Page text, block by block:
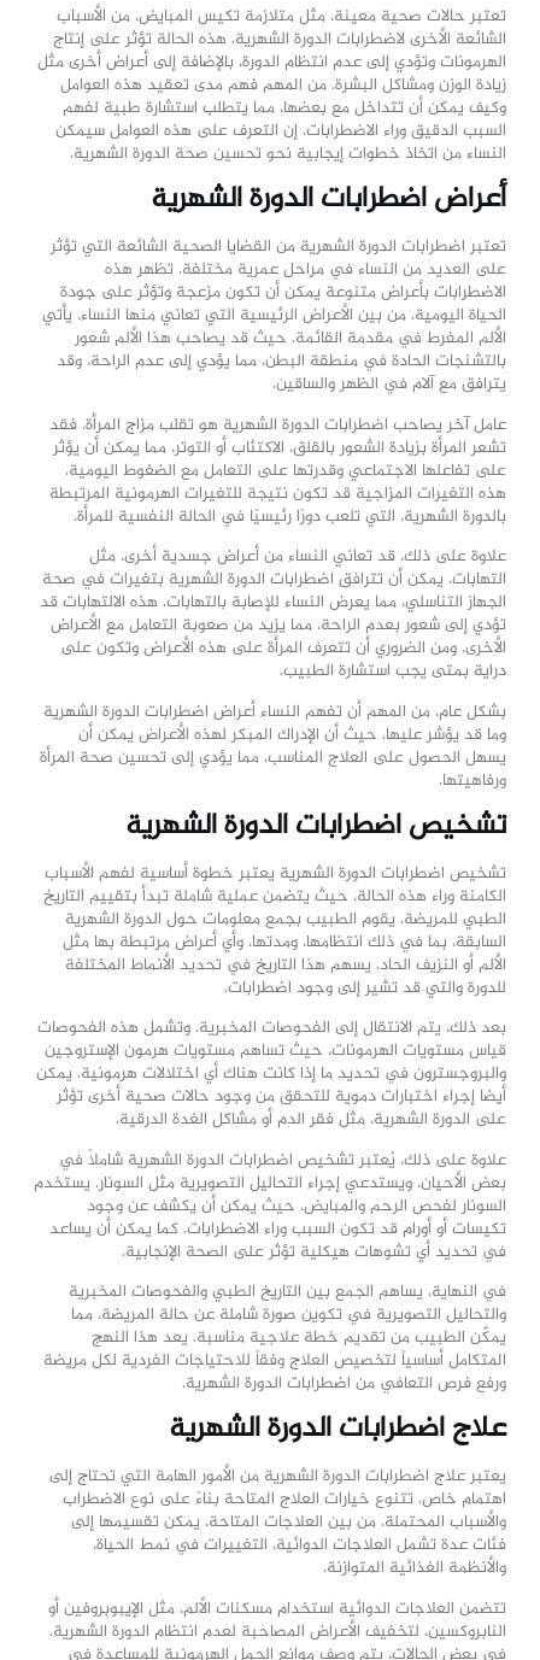
تعتبر حالات صحية معينة، مثل متلازمة تكيس المبايض، من الأسباب
الشائعة الأخرى لاضطرابات الدورة الشهرية. هذه الحالة تؤثر على إنتاج
الهرمونات وتؤدي إلى عدم انتظام الدورة، بالإضافة إلى أعراض أخرى مثل
زيادة الوزن ومشاكل البشرة. من المهم فهم مدى تعقيد هذه العوامل
وكيف يمكن أن تتداخل مع بعضها، مما يتطلب استشارة طبية لفهم
السبب الدقيق وراء الاضطرابات. إن التعرف على هذه العوامل سيمكن
النساء من اتخاذ خطوات إيجابية نحو تحسين صحة الدورة الشهرية.
أعراض اضطرابات الدورة الشهرية
تعتبر اضطرابات الدورة الشهرية من القضايا الصحية الشائعة التي تؤثر
على العديد من النساء في مراحل عمرية مختلفة. تظهر هذه
الاضطرابات بأعراض متنوعة يمكن أن تكون مزعجة وتؤثر على جودة
الحياة اليومية. من بين الأعراض الرئيسية التي تعاني منها النساء، يأتي
الألم المفرط في مقدمة القائمة. حيث قد يصاحب هذا الألم شعور
بالتشنجات الحادة في منطقة البطن، مما يؤدي إلى عدم الراحة، وقد
يترافق مع آلام في الظهر والساقين.
عامل آخر يصاحب اضطرابات الدورة الشهرية هو تقلب مزاج المرأة. فقد
تشعر المرأة بزيادة الشعور بالقلق، الاكتئاب أو التوتر، مما يمكن أن يؤثر
على تفاعلها الاجتماعي وقدرتها على التعامل مع الضغوط اليومية.
هذه التغيرات المزاجية قد تكون نتيجة للتغيرات الهرمونية المرتبطة
بالدورة الشهرية، التي تلعب دورًا رئيسيًا في الحالة النفسية للمرأة.
علاوة على ذلك، قد تعاني النساء من أعراض جسدية أخرى، مثل
التهابات. يمكن أن تترافق اضطرابات الدورة الشهرية بتغيرات في صحة
الجهاز التناسلي، مما يعرض النساء للإصابة بالتهابات. هذه الالتهابات قد
تؤدي إلى شعور بعدم الراحة، مما يزيد من صعوبة التعامل مع الأعراض
الأخرى. ومن الضروري أن تتعرف المرأة على هذه الأعراض وتكون على
دراية بمتى يجب استشارة الطبيب.
بشكل عام، من المهم أن تفهم النساء أعراض اضطرابات الدورة الشهرية
وما قد يؤشر عليها. حيث أن الإدراك المبكر لهذه الأعراض يمكن أن
يسهل الحصول على العلاج المناسب، مما يؤدي إلى تحسين صحة المرأة
ورفاهيتها.
تشخيص اضطرابات الدورة الشهرية
تشخيص اضطرابات الدورة الشهرية يعتبر خطوة أساسية لفهم الأسباب
الكامنة وراء هذه الحالة، حيث يتضمن عملية شاملة تبدأ بتقييم التاريخ
الطبي للمريضة. يقوم الطبيب بجمع معلومات حول الدورة الشهرية
السابقة، بما في ذلك انتظامها، ومدتها، وأي أعراض مرتبطة بها مثل
الألم أو النزيف الحاد. يسهم هذا التاريخ في تحديد الأنماط المختلفة
للدورة والتي قد تشير إلى وجود اضطرابات.
بعد ذلك، يتم الانتقال إلى الفحوصات المخبرية. وتشمل هذه الفحوصات
قياس مستويات الهرمونات، حيث تساهم مستويات هرمون الإستروجين
والبروجسترون في تحديد ما إذا كانت هناك أي اختلالات هرمونية. يمكن
أيضا إجراء اختبارات دموية للتحقق من وجود حالات صحية أخرى تؤثر
على الدورة الشهرية، مثل فقر الدم أو مشاكل الغدة الدرقية.
علاوة على ذلك، يُعتبر تشخيص اضطرابات الدورة الشهرية شاملاً في
بعض الأحيان، ويستدعي إجراء التحاليل التصويرية مثل السونار. يستخدم
السونار لفحص الرحم والمبايض، حيث يمكن أن يكشف عن وجود
تكيسات أو أورام قد تكون السبب وراء الاضطرابات. كما يمكن أن يساعد
في تحديد أي تشوهات هيكلية تؤثر على الصحة الإنجابية.
في النهاية، يساهم الجمع بين التاريخ الطبي والفحوصات المخبرية
والتحاليل التصويرية في تكوين صورة شاملة عن حالة المريضة، مما
يمكّن الطبيب من تقديم خطة علاجية مناسبة. يعد هذا النهج
المتكامل أساسياً لتخصيص العلاج وفقاً للاحتياجات الفردية لكل مريضة
ورفع فرص التعافي من اضطرابات الدورة الشهرية.
علاج اضطرابات الدورة الشهرية
يعتبر علاج اضطرابات الدورة الشهرية من الأمور الهامة التي تحتاج إلى
اهتمام خاص. تتنوع خيارات العلاج المتاحة بناءً على نوع الاضطراب
والأسباب المحتملة. من بين العلاجات المتاحة، يمكن تقسيمها إلى
فئات عدة تشمل العلاجات الدوائية، التغييرات في نمط الحياة،
والأنظمة الغذائية المتوازنة.
تتضمن العلاجات الدوائية استخدام مسكنات الألم، مثل الإيبوبروفين أو
النابروكسين، لتخفيف الأعراض المصاحبة لعدم انتظام الدورة الشهرية.